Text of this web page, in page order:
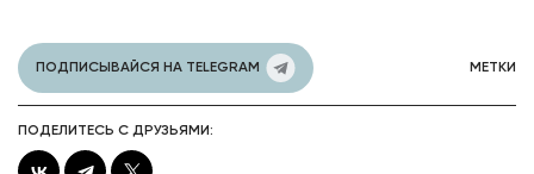
ПОДПИСЫВАЙСЯ НА TELEGRAM МЕТКИ
ПОДЕЛИТЕСЬ С ДРУЗЬЯМИ: